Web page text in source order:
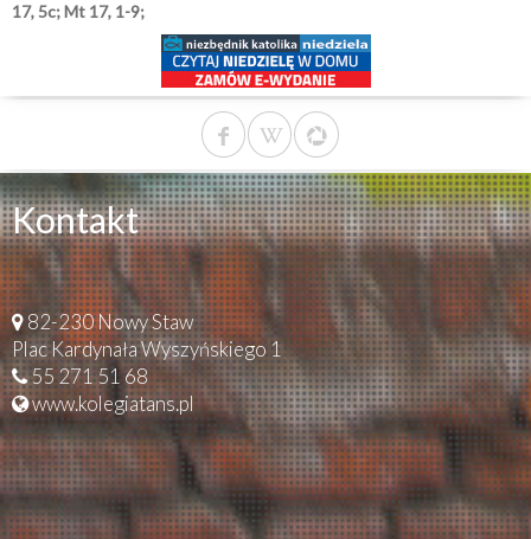
17, 5c; Mt 17, 1-9;
Kontakt
82-230 Nowy Staw
Plac Kardynała Wyszyńskiego 1
55 271 51 68
www.kolegiatans.pl